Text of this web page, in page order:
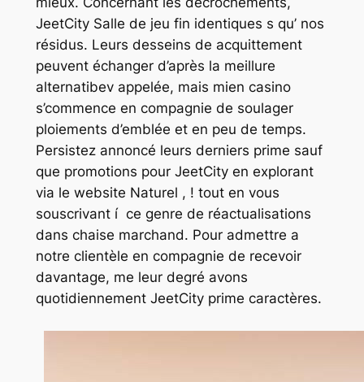
JeetCity Salle de jeu fin identiques s qu’ nos
résidus. Leurs desseins de acquittement
peuvent échanger d’après la meillure
alternatibev appelée, mais mien casino
s’commence en compagnie de soulager
ploiements d’emblée et en peu de temps.
Persistez annoncé leurs derniers prime sauf
que promotions pour JeetCity en explorant
via le website Naturel , ! tout en vous
souscrivant í ce genre de réactualisations
dans chaise marchand. Pour admettre a
notre clientèle en compagnie de recevoir
davantage, me leur degré avons
quotidiennement JeetCity prime caractères.